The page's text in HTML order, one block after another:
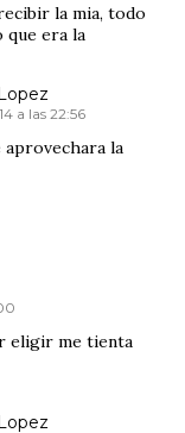
la mia, todo
que era la
a las 22:56
la
eligir me tienta